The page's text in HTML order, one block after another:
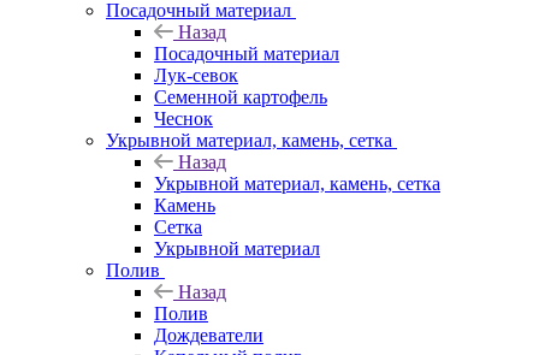
Посадочный материал
Назад
Посадочный материал
Лук-севок
Семенной картофель
Чеснок
Укрывной материал, камень, сетка
Назад
Укрывной материал, камень, сетка
Камень
Сетка
Укрывной материал
Полив
Назад
Полив
Дождеватели